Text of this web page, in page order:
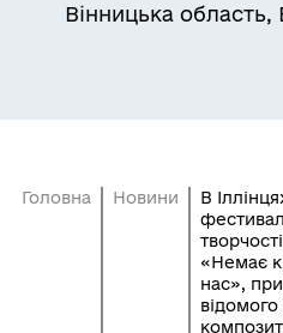
Вінницька
Головна Новини
В
«Немає
нас»,
відомого